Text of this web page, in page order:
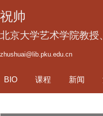
祝帅
北京大学艺术学院教授
zhushuai@lib.pku.edu.cn
BIO 课程 新闻